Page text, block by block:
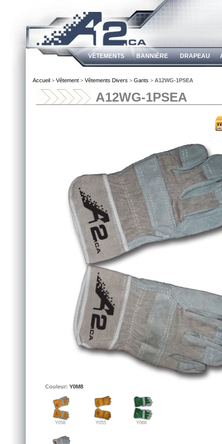
VÊTEMENTS BANNIÈRE DRAPEAU
Accueil> Vêtement> Vêtements Divers > Gants > A12WG-1PSEA
A12WG-1PSEA
Couleur: Y0M8
Y058 Y055 Y068